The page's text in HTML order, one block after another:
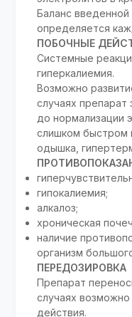
Баланс
определяется
ПОБОЧНЫЕ
Системные
гиперкалиемия.
Возможно
случаях
до нормализации
слишком быстром
одышка,
гипокалиемия;
алкалоз;
хроническая
наличие
организм
ПЕРЕДОЗИРОВКА
Препарат
случаях
действия.